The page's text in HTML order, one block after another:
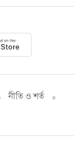
নীতি ও শর্ত